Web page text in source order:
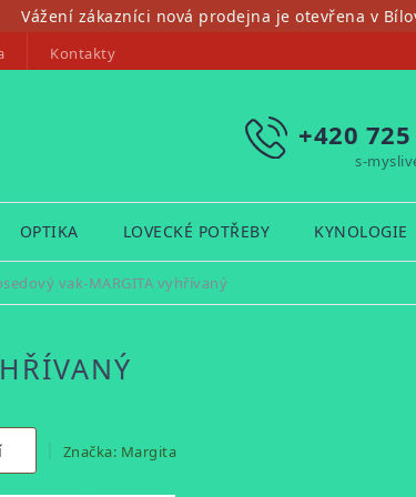
Vážení zákazníci nová prodejna je otevřena v
Kontakty
+420
s-
OPTIKA LOVECKÉ POTŘEBY KYNOLOGIE
vak-MARGITA vyhřívaný
Značka: Margita